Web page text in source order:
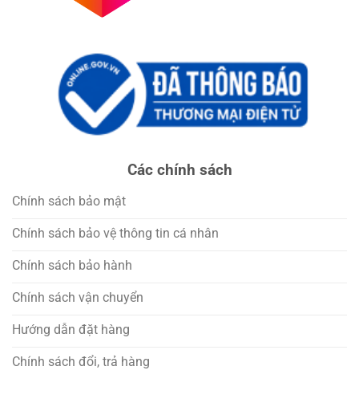
Các chính sách
Chính sách bảo mật
Chính sách bảo vệ thông tin cá nhân
Chính sách bảo hành
Chính sách vận chuyển
Hướng dẫn đặt hàng
Chính sách đổi, trả hàng